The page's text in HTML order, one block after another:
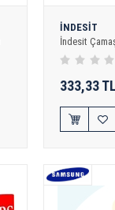
İNDESİT
İndesit
333,33